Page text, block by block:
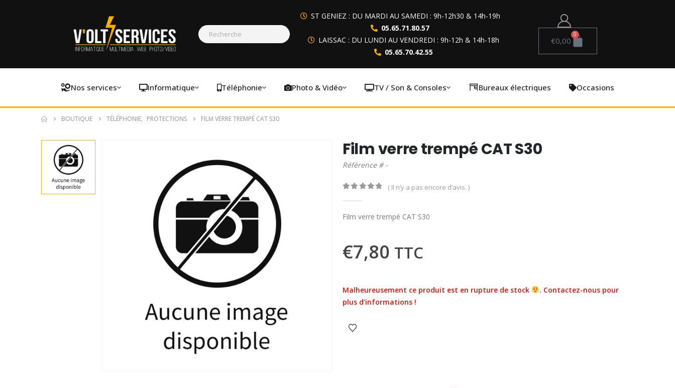
ST GENIEZ : DU MARDI AU SAMEDI : 9h-12h30 & 14h-19h
05.65.71.80.57
LAISSAC : DU LUNDI AU VENDREDI : 9h-12h & 14h-18h
05.65.70.42.55
€0,00
0
Nos services Informatique Téléphonie Photo & Vidéo TV / Son & Consoles Bureaux électriques Occasions
BOUTIQUE TÉLÉPHONIE, PROTECTIONS FILM VERRE TREMPÉ CAT S30
Film verre trempé CAT S30
Référence # -
( Il n’y a pas encore d’avis. )
Film verre trempé CAT S30
€7,80 TTC
Malheureusement ce produit est en rupture de stock
. Contactez-nous pour
plus d'informations !